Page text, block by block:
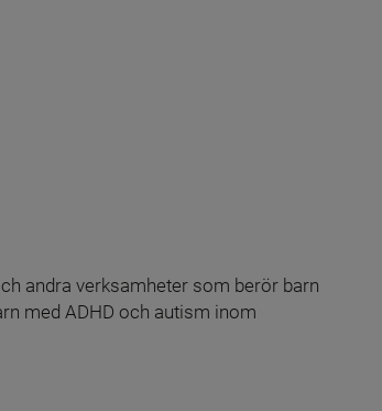
andra verksamheter som berör barn
med ADHD och autism inom